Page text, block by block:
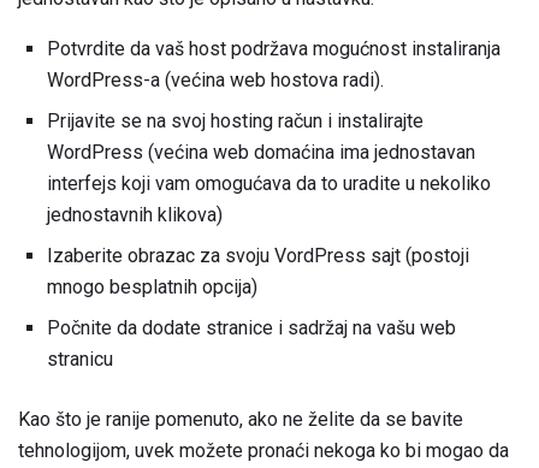
Potvrdite da vaš host podržava mogućnost instaliranja
WordPress-a (većina web hostova radi).
Prijavite se na svoj hosting račun i instalirajte
WordPress (većina web domaćina ima jednostavan
interfejs koji vam omogućava da to uradite u nekoliko
jednostavnih klikova)
Izaberite obrazac za svoju VordPress sajt (postoji
mnogo besplatnih opcija)
Počnite da dodate stranice i sadržaj na vašu web
stranicu
Kao što je ranije pomenuto, ako ne želite da se bavite
tehnologijom, uvek možete pronaći nekoga ko bi mogao da